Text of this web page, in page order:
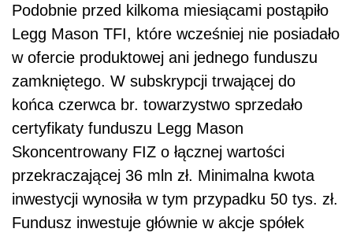
Podobnie przed kilkoma miesiącami postąpiło
Legg Mason TFI, które wcześniej nie posiadało
w ofercie produktowej ani jednego funduszu
zamkniętego. W subskrypcji trwającej do
końca czerwca br. towarzystwo sprzedało
certyfikaty funduszu Legg Mason
Skoncentrowany FIZ o łącznej wartości
przekraczającej 36 mln zł. Minimalna kwota
inwestycji wynosiła w tym przypadku 50 tys. zł.
Fundusz inwestuje głównie w akcje spółek